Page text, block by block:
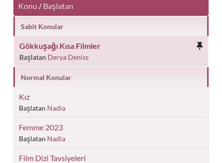
Konu /Başlatan
Sabit Konular
Gökkuşağı Kısa Filmler
Başlatan Derya Deniss
Normal Konular
Kız
Başlatan Nadia
Femme 2023
Başlatan Nadia
Film Dizi Tavsiyeleri